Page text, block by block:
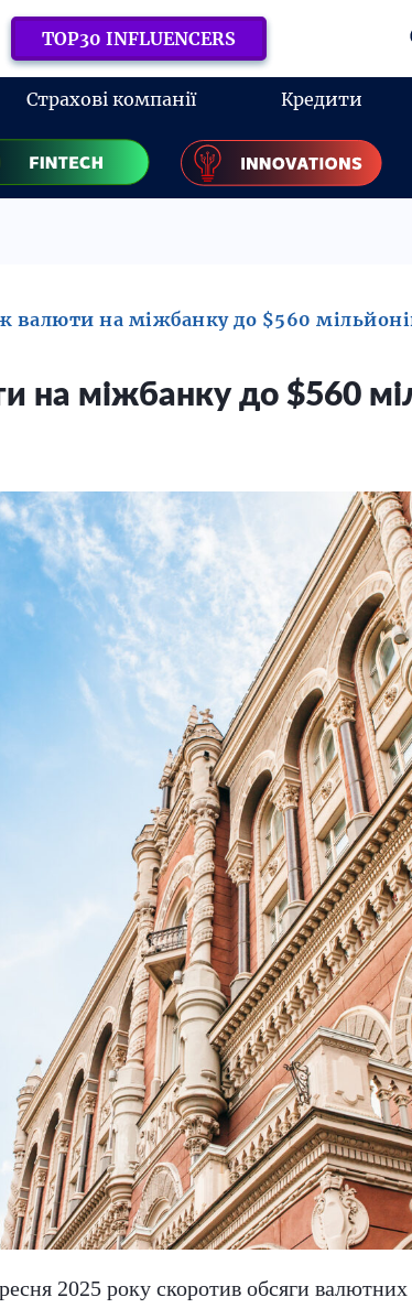
TOP30 INFLUENCERS
Страхові компанії Кредити
на міжбанку до $560
міжбанку до $560
2025 року скоротив обсяги